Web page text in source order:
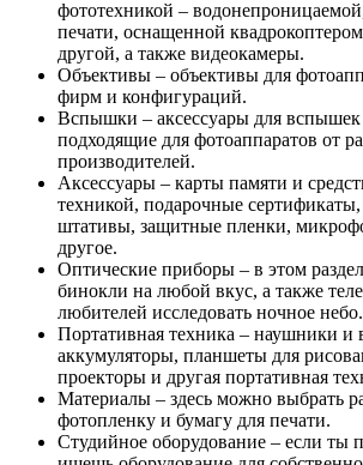
фототехникой –
печати, оснащенной
другой, а также видеокамеры.
Объективы – объективы для
фирм и конфигураций.
Вспышки – аксессуары для
подходящие для фотоаппаратов от
производителей.
Аксессуары – карты памяти и
техникой, подарочные
штативы, защитные пленки,
другое.
Оптические приборы – в этом
бинокли на любой вкус, а также
любителей исследовать ночное небо.
Портативная техника – наушники и
аккумуляторы, планшеты для
проекторы и другая портативная
Материалы – здесь можно выбрать
фотопленку и бумагу для печати.
Студийное оборудование – если ты